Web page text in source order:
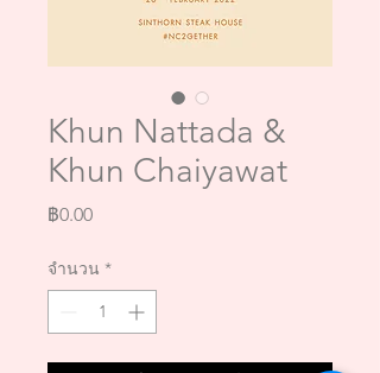
Khun Nattada &
Khun Chaiyawat
฿0.00ราคา
จำนวน *